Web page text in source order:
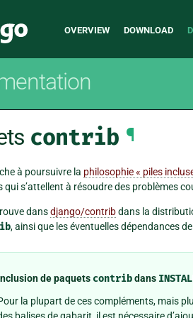
Django
Main
OVERVIEW DOWNLOAD
contrib ¶
à poursuivre la philosophie « piles
s’attellent à résoudre des problèmes
dansdjango/contribdans la
, ainsi que les éventuelles dépendances
de paquets contribdans
la plupart de ces compléments, mais